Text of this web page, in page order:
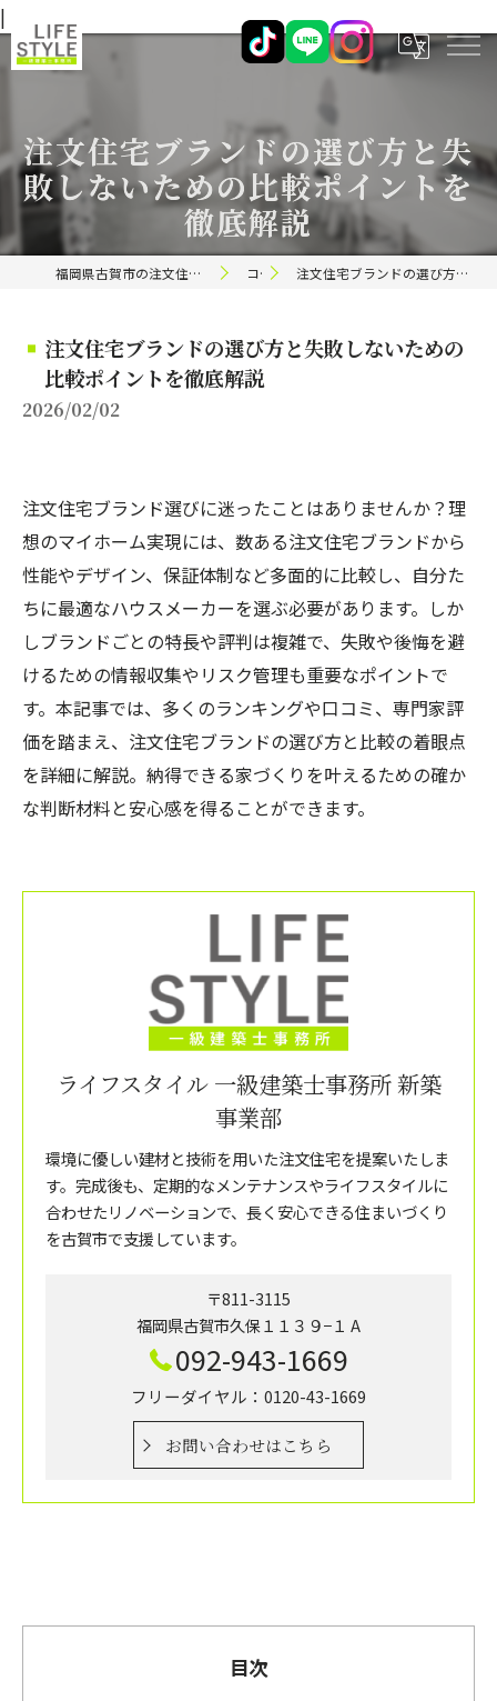
|
注文住宅ブランドの選び方と失
敗しないための比較ポイントを
徹底解説
福岡県古賀市の注文住宅ならライフスタイル 一級建築士事務所 コラム 注文住宅ブランドの選び方と失敗しないための比較ポイントを徹底解説
注文住宅ブランドの選び方と失敗しないための
比較ポイントを徹底解説
2026/02/02
注文住宅ブランド選びに迷ったことはありませんか？理
想のマイホーム実現には、数ある注文住宅ブランドから
性能やデザイン、保証体制など多面的に比較し、自分た
ちに最適なハウスメーカーを選ぶ必要があります。しか
しブランドごとの特長や評判は複雑で、失敗や後悔を避
けるための情報収集やリスク管理も重要なポイントで
す。本記事では、多くのランキングや口コミ、専門家評
価を踏まえ、注文住宅ブランドの選び方と比較の着眼点
を詳細に解説。納得できる家づくりを叶えるための確か
な判断材料と安心感を得ることができます。
ライフスタイル 一級建築士事務所 新築
事業部
環境に優しい建材と技術を用いた注文住宅を提案いたしま
す。完成後も、定期的なメンテナンスやライフスタイルに
合わせたリノベーションで、長く安心できる住まいづくり
を古賀市で支援しています。
〒811-3115
福岡県古賀市久保１１３９−１ A
092-943-1669
フリーダイヤル：0120-43-1669
お問い合わせはこちら
目次